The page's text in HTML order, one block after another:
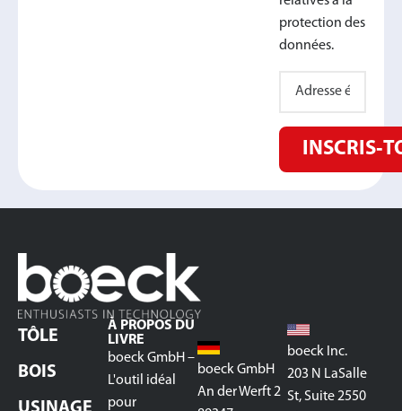
protection des
données.
TÔLE
BOIS
À PROPOS DU
LIVRE
boeck GmbH –
L'outil idéal
pour
boeck GmbH
An der Werft 2
boeck Inc.
203 N LaSalle
St, Suite 2550